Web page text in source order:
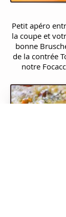
Petit apéro
la coupe et
bonne
de la contrée
notre